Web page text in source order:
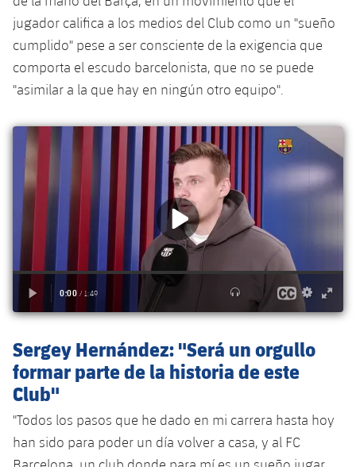
jugador califica a los medios del Club como un "sueño
cumplido" pese a ser consciente de la exigencia que
comporta el escudo barcelonista, que no se puede
"asimilar a la que hay en ningún otro equipo".
Sergey Hernández: "Será un orgullo
formar parte de la historia de este
Club"
"Todos los pasos que he dado en mi carrera hasta hoy
han sido para poder un día volver a casa, y al FC